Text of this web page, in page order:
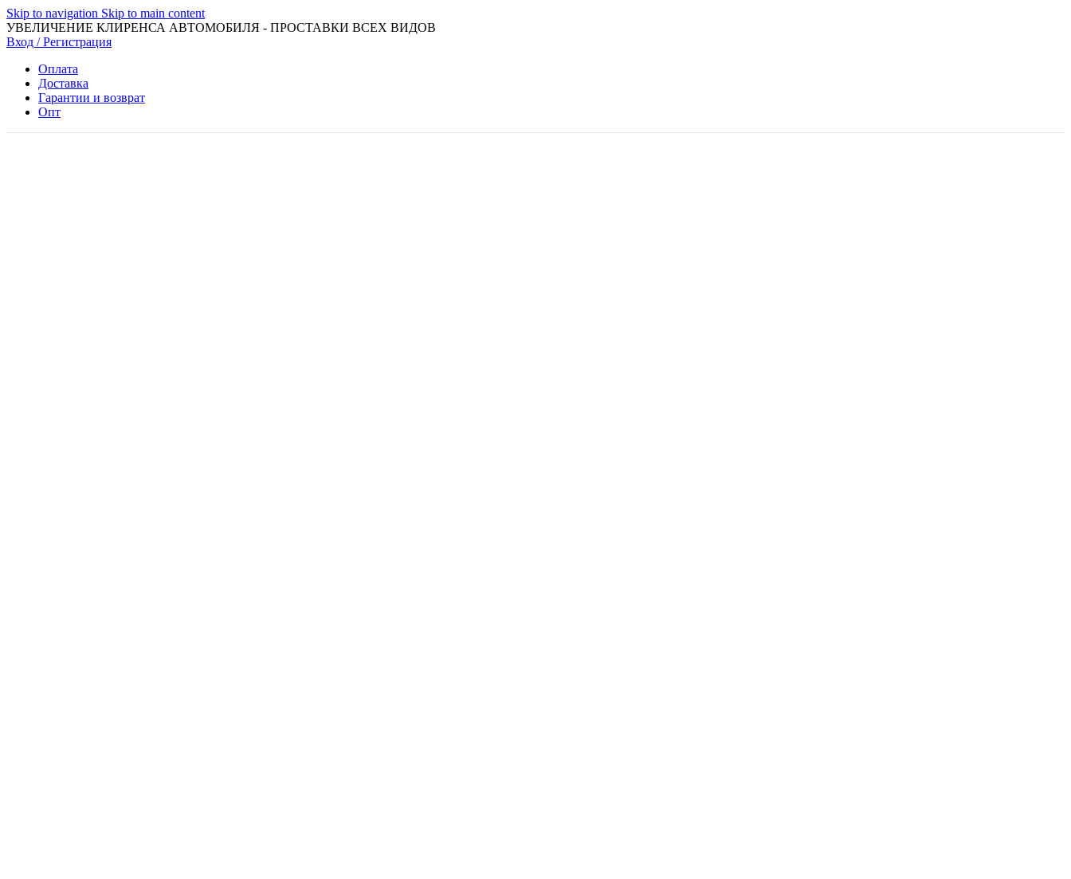
Skip to navigation Skip to main content
УВЕЛИЧЕНИЕ КЛИРЕНСА АВТОМОБИЛЯ - ПРОСТАВКИ ВСЕХ ВИДОВ
Вход / Регистрация
Оплата
Доставка
Гарантии и возврат
Опт